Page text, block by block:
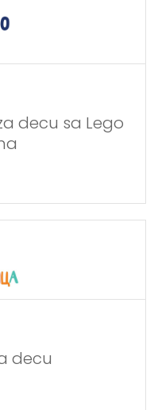
decu sa Lego
decu